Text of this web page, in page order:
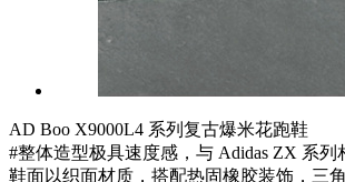
AD Boo X9000L4 系列复古爆米花跑鞋
#整体造型极具速度感，与 Adidas ZX 系列
鞋面以织面材质，搭配热固橡胶装饰，三